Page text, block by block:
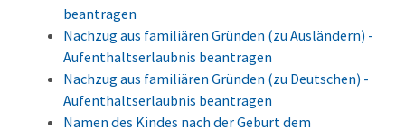
beantragen
Nachzug aus familiären Gründen (zu Ausländern) -
Aufenthaltserlaubnis beantragen
Nachzug aus familiären Gründen (zu Deutschen) -
Aufenthaltserlaubnis beantragen
Namen des Kindes nach der Geburt dem